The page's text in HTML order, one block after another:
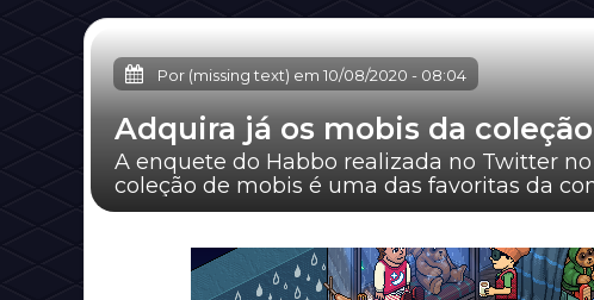
Por (missing text) em 10/08/2020 - 08:04
Adquira já os mobis da
A enquete do Habbo realizada no Twitter
coleção de mobis é uma das favoritas da